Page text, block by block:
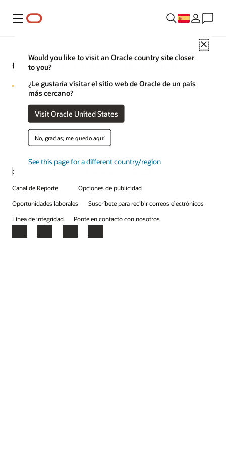
Menú
Close
Would you like to visit an Oracle country site closer
to you?
¿Le gustaría visitar el sitio web de Oracle de un país
más cercano?
Visit Oracle United States
No, gracias; me quedo aquí
See this page for a different country/region
Contactos globales de Oracle
© 2026 Oracle
Canal de Reporte
Opciones de publicidad
Oportunidades laborales
Suscríbete para recibir correos electrónicos
Línea de integridad
Ponte en contacto con nosotros
Facebook
X LinkedInYouTube